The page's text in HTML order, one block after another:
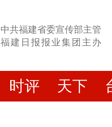
中共福建省委宣传部主管
福建日报报业集团主办
时评 天下